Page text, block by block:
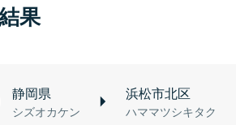
果
静岡県
シズオカケン
浜松市北区
ハママツシキタク